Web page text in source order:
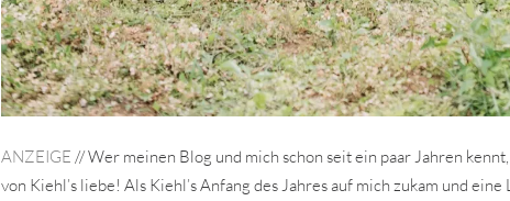
ANZEIGE // Wer meinen Blog und mich schon seit ein paar Jahren
von Kiehl’s liebe! Als Kiehl’s Anfang des Jahres auf mich zukam und